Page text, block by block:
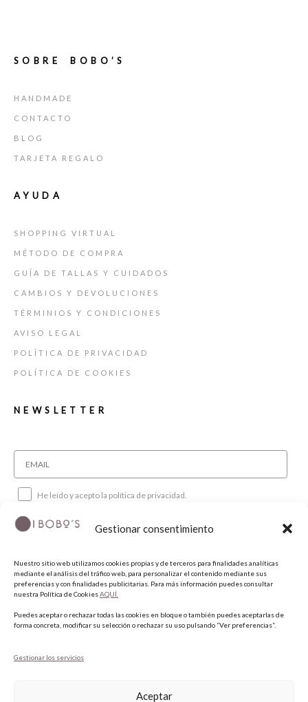
Gestionar consentimiento
Nuestro sitio web utilizamos cookies propias y de terceros para finalidades analíticas
mediante el análisis del tráfico web, para personalizar el contenido mediante sus
preferencias y con finalidades publicitarias. Para más información puedes consultar
nuestra Política de CookiesAQUÍ.
Puedes aceptar o rechazar todas las cookies en bloque o también puedes aceptarlas de
forma concreta, modificar su selección o rechazar su uso pulsando “Ver preferencias”.
Gestionar los servicios
Aceptar
SOBRE BOBO’S
HANDMADE
CONTACTO
BLOG
TARJETA REGALO
AYUDA
SHOPPING VIRTUAL
MÉTODO DE COMPRA
GUÍA DE TALLAS Y CUIDADOS
CAMBIOS Y DEVOLUCIONES
TÉRMINIOS Y CONDICIONES
AVISO LEGAL
POLÍTICA DE PRIVACIDAD
POLÍTICA DE COOKIES
NEWSLETTER
He leído y acepto la política de privacidad.
SUSCRIBIRME
SÍGUENOS
INSTAGRAM
PINTEREST